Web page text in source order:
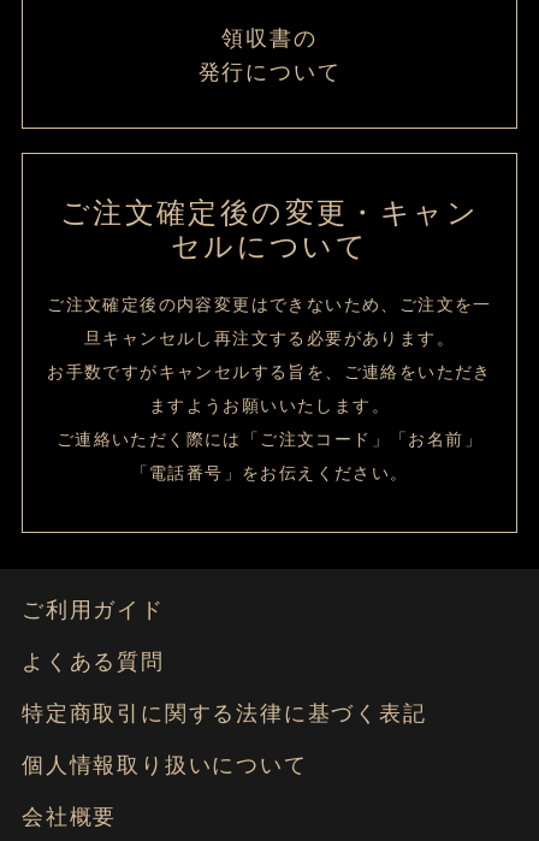
領収書の
発行について
ご注文確定後の変更・キャン
セルについて
ご注文確定後の内容変更はできないため、ご注文を一
旦キャンセルし再注文する必要があります。
お手数ですがキャンセルする旨を、ご連絡をいただき
ますようお願いいたします。
ご連絡いただく際には「ご注文コード」「お名前」
「電話番号」をお伝えください。
ご利用ガイド
よくある質問
特定商取引に関する法律に基づく表記
個人情報取り扱いについて
会社概要